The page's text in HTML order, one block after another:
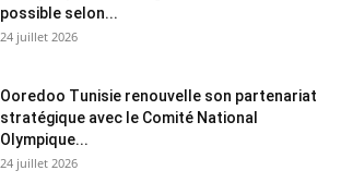
possible selon...
24 juillet 2026
Ooredoo Tunisie renouvelle son partenariat
stratégique avec le Comité National
Olympique...
24 juillet 2026